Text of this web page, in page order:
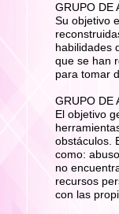
GRUPO DE
Su objetivo
habilidades
que se han
para tomar
GRUPO DE
El objetivo
obstáculos.
como:
no
recursos
con las